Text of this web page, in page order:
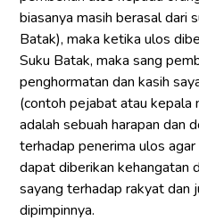
biasanya masih berasal dari
Batak), maka ketika ulos
Suku Batak, maka sang
penghormatan dan kasih
(contoh pejabat atau kepala
adalah sebuah harapan dan
terhadap penerima ulos
dapat diberikan kehangatan
sayang terhadap rakyat dan
dipimpinnya.